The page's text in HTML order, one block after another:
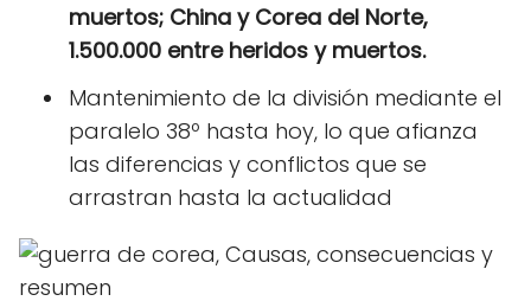
muertos; China y Corea del Norte,
1.500.000 entre heridos y muertos.
Mantenimiento de la división mediante el
paralelo 38º hasta hoy, lo que afianza
las diferencias y conflictos que se
arrastran hasta la actualidad